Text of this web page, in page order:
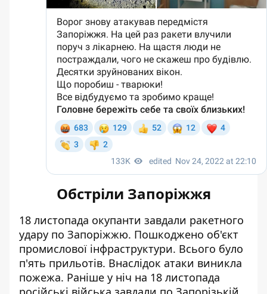
Обстріли Запоріжжя
18 листопада окупанти завдали ракетного
удару по Запоріжжю. Пошкоджено об'єкт
промислової інфраструктури. Всього було
п'ять прильотів. Внаслідок атаки виникла
пожежа. Раніше у ніч на 18 листопада